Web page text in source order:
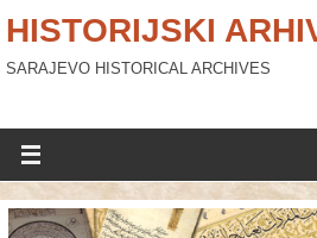
HISTORIJSKI
SARAJEVO HISTORICAL ARCHIVES